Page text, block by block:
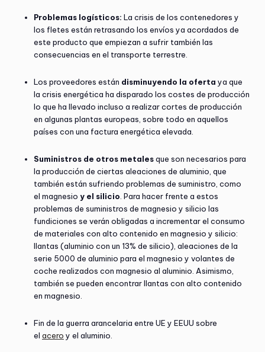
Problemas logísticos: La crisis de los contenedores y
los fletes están retrasando los envíos ya acordados de
este producto que empiezan a sufrir también las
consecuencias en el transporte terrestre.
Los proveedores están disminuyendo la oferta ya que
la crisis energética ha disparado los costes de producción
lo que ha llevado incluso a realizar cortes de producción
en algunas plantas europeas, sobre todo en aquellos
países con una factura energética elevada.
Suministros de otros metalesque son necesarios para
la producción de ciertas aleaciones de aluminio, que
también están sufriendo problemas de suministro, como
el magnesio y el silicio . Para hacer frente a estos
problemas de suministros de magnesio y silicio las
fundiciones se verán obligadas a incrementar el consumo
de materiales con alto contenido en magnesio y silicio:
llantas (aluminio con un 13% de silicio), aleaciones de la
serie 5000 de aluminio para el magnesio y volantes de
coche realizados con magnesio al aluminio. Asimismo,
también se pueden encontrar llantas con alto contenido
en magnesio.
Fin de la guerra arancelaria entre UE y EEUU sobre
el acero y el aluminio.